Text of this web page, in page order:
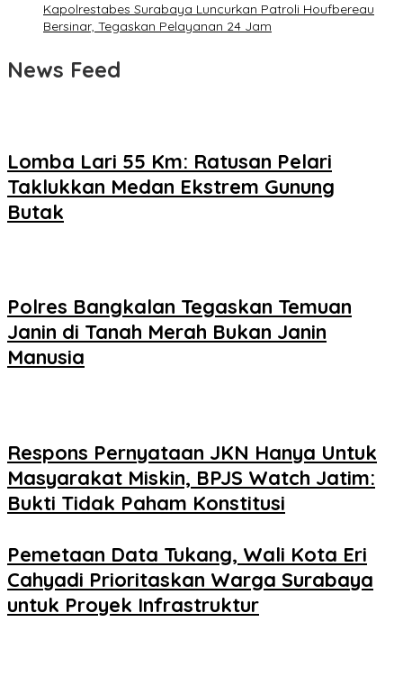
Kapolrestabes Surabaya Luncurkan Patroli Houfbereau
Bersinar, Tegaskan Pelayanan 24 Jam
News Feed
Lomba Lari 55 Km: Ratusan Pelari
Taklukkan Medan Ekstrem Gunung
Butak
Polres Bangkalan Tegaskan Temuan
Janin di Tanah Merah Bukan Janin
Manusia
Respons Pernyataan JKN Hanya Untuk
Masyarakat Miskin, BPJS Watch Jatim:
Bukti Tidak Paham Konstitusi
Pemetaan Data Tukang, Wali Kota Eri
Cahyadi Prioritaskan Warga Surabaya
untuk Proyek Infrastruktur